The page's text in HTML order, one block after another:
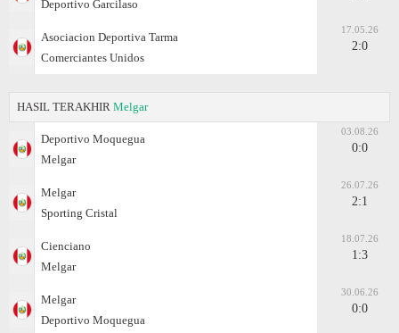
Deportivo Garcilaso
Asociacion Deportiva Tarma
Comerciantes Unidos
17.05.26
2:0
HASIL TERAKHIR Melgar
Deportivo Moquegua
Melgar
03.08.26
0:0
Melgar
Sporting Cristal
26.07.26
2:1
Cienciano
Melgar
18.07.26
1:3
Melgar
Deportivo Moquegua
30.06.26
0:0